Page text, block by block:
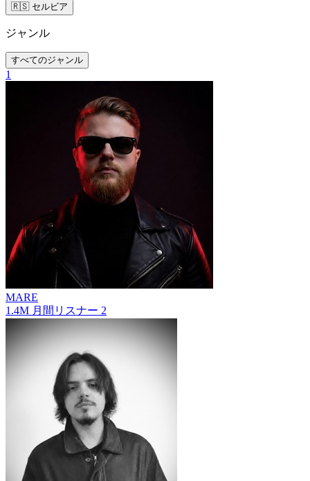
🇷🇸 セルビア
ジャンル
すべてのジャンル
1
MARE
1.4M 月間リスナー 2